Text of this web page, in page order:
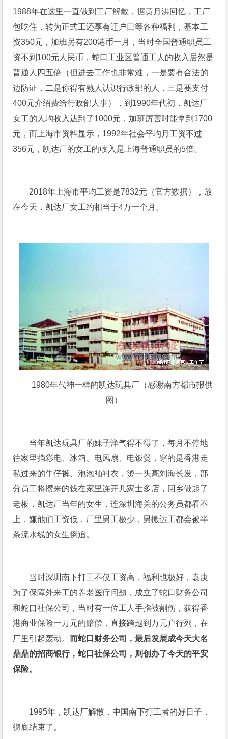
1988年在这里一直做到工厂解散，据黄月洪回忆，工厂
包吃住，转为正式工还享有迁户口等各种福利，基本工
资350元，加班另有200港币一月，当时全国普通职员工
资不到100元人民币，蛇口工业区普通工人的收入居然是
普通人四五倍（但进去工作也非常难，一是要有合法的
边防证，二是你得有熟人认识行政部的人，三是要支付
400元介绍费给行政部人事），到1990年代初，凯达厂
女工的人均收入达到了1000元，加班厉害时能拿到1700
元，而上海市资料显示，1992年社会平均月工资不过
356元，凯达厂的女工的收入是上海普通职员的5倍。
2018年上海市平均工资是7832元（官方数据），放
在今天，凯达厂女工约相当于4万一个月。
1980年代神一样的凯达玩具厂（感谢南方都市报供
图）
当年凯达玩具厂的妹子洋气得不得了，每月不停地
往家里捎彩电、冰箱、电风扇、电饭煲，穿的是香港走
私过来的牛仔裤、泡泡袖衬衣，烫一头高刘海长发，部
分员工将攒来的钱在家里连开几家士多店，回乡做起了
老板，凯达厂当年的女生，连深圳海关的公务员都看不
上，嫌他们工资低，厂里男工极少，男搬运工都会被半
条流水线的女生倒追。
当时深圳南下打工不仅工资高，福利也极好，袁庚
为了保障外来工的养老医疗问题，成立了蛇口财务公司
和蛇口社保公司，当时有一位工人手指被割伤，获得香
港商业保险一万元的赔偿，直接跨越到万元户行列，在
厂里引起轰动。而蛇口财务公司，最后发展成今天大名
鼎鼎的招商银行，蛇口社保公司，则创办了今天的平安
保险。
1995年，凯达厂解散，中国南下打工者的好日子，
彻底结束了。